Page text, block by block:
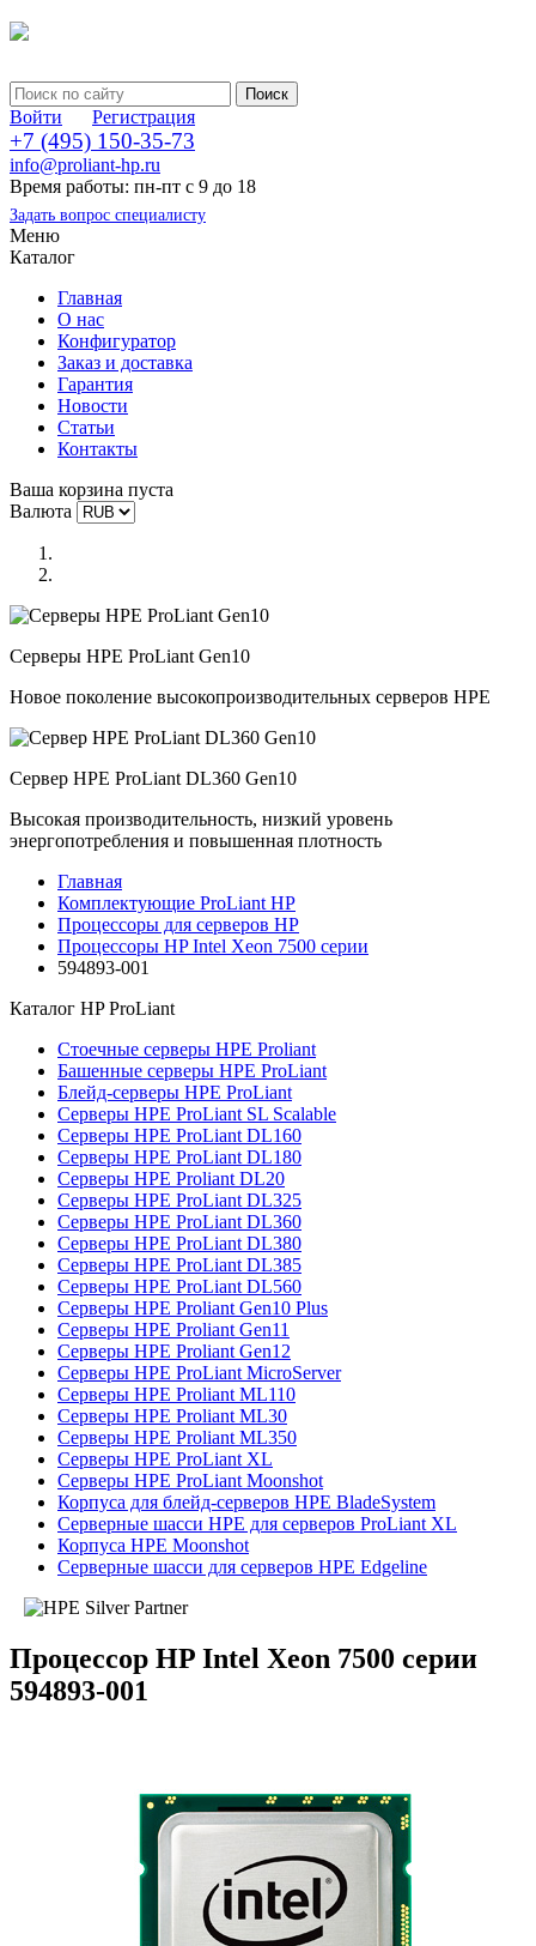
Войти Регистрация
+7 (495) 150-35-73
info@proliant-hp.ru
Время работы: пн-пт с 9 до 18
Задать вопрос специалисту
Меню
Каталог
Главная
О нас
Конфигуратор
Заказ и доставка
Гарантия
Новости
Статьи
Контакты
Ваша корзина пуста
Валюта
Серверы HPE ProLiant Gen10
Новое поколение высокопроизводительных серверов HPE
Сервер HPE ProLiant DL360 Gen10
Высокая производительность, низкий уровень
энергопотребления и повышенная плотность
Главная
Комплектующие ProLiant HP
Процессоры для серверов HP
Процессоры HP Intel Xeon 7500 серии
594893-001
Каталог HP ProLiant
Стоечные серверы HPE Proliant
Башенные серверы HPE ProLiant
Блейд-серверы HPE ProLiant
Серверы HPE ProLiant SL Scalable
Серверы HPE ProLiant DL160
Серверы HPE ProLiant DL180
Серверы HPE Proliant DL20
Серверы HPE ProLiant DL325
Серверы HPE ProLiant DL360
Серверы HPE ProLiant DL380
Серверы HPE ProLiant DL385
Серверы HPE ProLiant DL560
Серверы HPE Proliant Gen10 Plus
Серверы HPE Proliant Gen11
Серверы HPE Proliant Gen12
Серверы HPE ProLiant MicroServer
Серверы HPE Proliant ML110
Серверы HPE Proliant ML30
Серверы HPE Proliant ML350
Серверы HPE ProLiant XL
Серверы HPE ProLiant Moonshot
Корпуса для блейд-серверов HPE BladeSystem
Серверные шасси HPE для серверов ProLiant XL
Корпуса HPE Moonshot
Серверные шасси для серверов HPE Edgeline
Процессор HP Intel Xeon 7500 серии
594893-001